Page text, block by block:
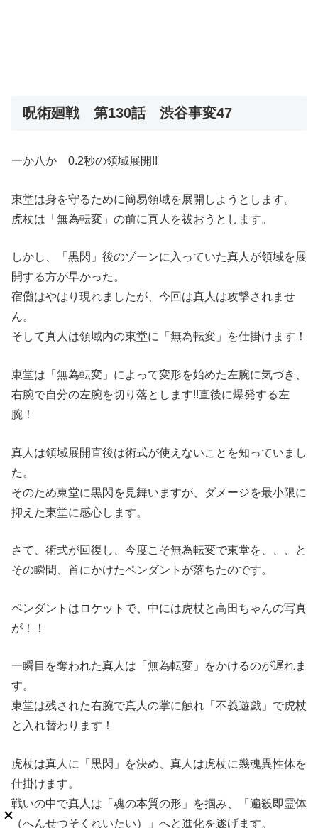
呪術廻戦 第130話 渋谷事変47
一か八か 0.2秒の領域展開!!
東堂は身を守るために簡易領域を展開しようとします。
虎杖は「無為転変」の前に真人を祓おうとします。
しかし、「黒閃」後のゾーンに入っていた真人が領域を展
開する方が早かった。
宿儺はやはり現れましたが、今回は真人は攻撃されませ
ん。
そして真人は領域内の東堂に「無為転変」を仕掛けます！
東堂は「無為転変」によって変形を始めた左腕に気づき、
右腕で自分の左腕を切り落とします!!直後に爆発する左
腕！
真人は領域展開直後は術式が使えないことを知っていまし
た。
そのため東堂に黒閃を見舞いますが、ダメージを最小限に
抑えた東堂に感心します。
さて、術式が回復し、今度こそ無為転変で東堂を、、、と
その瞬間、首にかけたペンダントが落ちたのです。
ペンダントはロケットで、中には虎杖と高田ちゃんの写真
が！！
一瞬目を奪われた真人は「無為転変」をかけるのが遅れま
す。
東堂は残された右腕で真人の掌に触れ「不義遊戯」で虎杖
と入れ替わります！
虎杖は真人に「黒閃」を決め、真人は虎杖に幾魂異性体を
仕掛けます。
戦いの中で真人は「魂の本質の形」を掴み、「遍殺即霊体
（へんせつそくれいたい）」へと進化を遂げます。